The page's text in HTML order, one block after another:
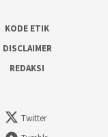
KODE ETIK
DISCLAIMER
REDAKSI
Twitter